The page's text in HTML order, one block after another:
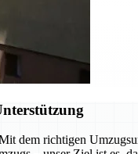
richtigen